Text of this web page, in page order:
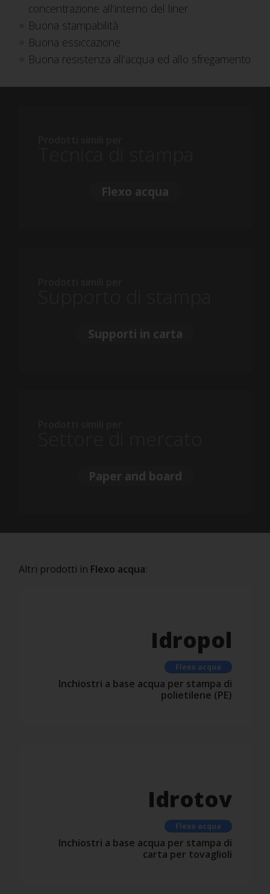
concentrazione all’interno del liner
Buona stampabilità
Buona essiccazione
Buona resistenza all’acqua ed allo sfregamento
Flexo acqua
Supporti in carta
Paper and board
Altri prodotti in Flexo acqua:
Idropol
Flexo acqua
Inchiostri a base acqua per stampa di
polietilene (PE)
Idrotov
Flexo acqua
Inchiostri a base acqua per stampa di
carta per tovaglioli